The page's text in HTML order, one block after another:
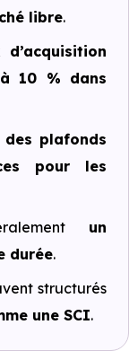
libre.
d’acquisition
10 % dans
plafonds
pour les
un
durée.
structurés
une SCI.